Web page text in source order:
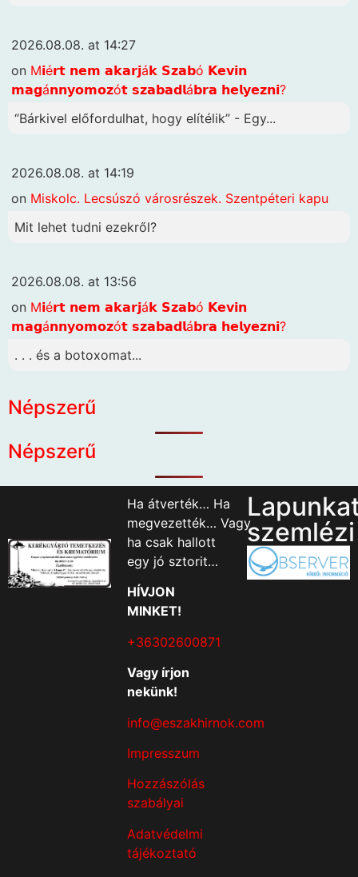
2026.08.08. at 14:27
on M𝗶é𝗿𝘁 𝗻𝗲𝗺 𝗮𝗸𝗮𝗿𝗷á𝗸 𝗦𝘇𝗮𝗯ó 𝗞𝗲𝘃𝗶𝗻
𝗺𝗮𝗴á𝗻𝗻𝘆𝗼𝗺𝗼𝘇ó𝘁 𝘀𝘇𝗮𝗯𝗮𝗱𝗹á𝗯𝗿𝗮 𝗵𝗲𝗹𝘆𝗲𝘇𝗻𝗶?
“Bárkivel előfordulhat, hogy elítélik” - Egy...
2026.08.08. at 14:19
on Miskolc. Lecsúszó városrészek. Szentpéteri kapu
Mit lehet tudni ezekről?
2026.08.08. at 13:56
on M𝗶é𝗿𝘁 𝗻𝗲𝗺 𝗮𝗸𝗮𝗿𝗷á𝗸 𝗦𝘇𝗮𝗯ó 𝗞𝗲𝘃𝗶𝗻
𝗺𝗮𝗴á𝗻𝗻𝘆𝗼𝗺𝗼𝘇ó𝘁 𝘀𝘇𝗮𝗯𝗮𝗱𝗹á𝗯𝗿𝗮 𝗵𝗲𝗹𝘆𝗲𝘇𝗻𝗶?
. . . és a botoxomat...
Népszerű
Népszerű
Ha átverték… Ha
megvezették… Vagy
ha csak hallott
egy jó sztorit…
HÍVJON
MINKET!
+36302600871
Vagy írjon
nekünk!
info@eszakhirnok.com
Impresszum
Hozzászólás
szabályai
Adatvédelmi
tájékoztató
szemlézi